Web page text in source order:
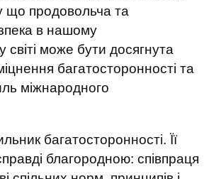
що продовольча та
в нашому
світі може бути досягнута
багатосторонності та
міжнародного
багатосторонності. Її
благородною: співпраця